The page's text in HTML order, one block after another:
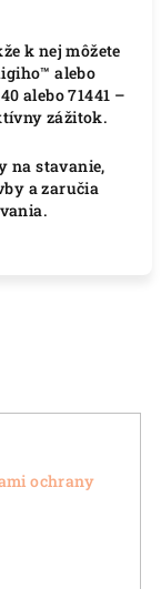
k nej môžete
alebo
alebo 71441 –
zážitok.
na stavanie,
a zaručia
ochrany